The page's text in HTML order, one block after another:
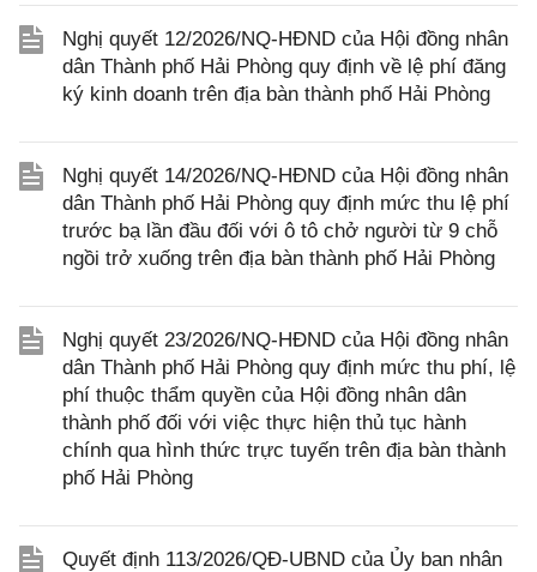
Nghị quyết 12/2026/NQ-HĐND của Hội đồng nhân
dân Thành phố Hải Phòng quy định về lệ phí đăng
ký kinh doanh trên địa bàn thành phố Hải Phòng
Nghị quyết 14/2026/NQ-HĐND của Hội đồng nhân
dân Thành phố Hải Phòng quy định mức thu lệ phí
trước bạ lần đầu đối với ô tô chở người từ 9 chỗ
ngồi trở xuống trên địa bàn thành phố Hải Phòng
Nghị quyết 23/2026/NQ-HĐND của Hội đồng nhân
dân Thành phố Hải Phòng quy định mức thu phí, lệ
phí thuộc thẩm quyền của Hội đồng nhân dân
thành phố đối với việc thực hiện thủ tục hành
chính qua hình thức trực tuyến trên địa bàn thành
phố Hải Phòng
Quyết định 113/2026/QĐ-UBND của Ủy ban nhân